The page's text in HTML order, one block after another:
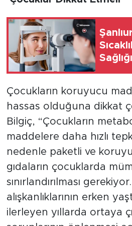
Çocukların koruyucu
hassas olduğuna dikkat
Bilgiç, “Çocukların
maddelere daha hızlı
nedenle paketli ve
gıdaların çocuklarda
sınırlandırılması
alışkanlıklarının erken
ilerleyen yıllarda ortaya